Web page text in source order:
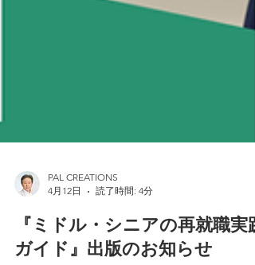
4月12日
読了時間: 4分
『ミドル・シニアの再就職実践